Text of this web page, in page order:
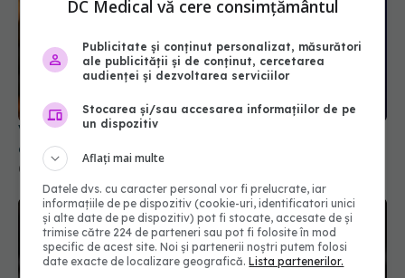
Vlad Ciurea, despre obiceiul tot mai răspândit
care ne poate afecta memoria și concentrarea
04 iul 2026, 20:32
DC Medical vă cere consimțământul
Publicitate și conținut personalizat, măsurători
ale publicității și de conținut, cercetarea
audienței și dezvoltarea serviciilor
Stocarea și/sau accesarea informațiilor de pe
un dispozitiv
Aflați mai multe
Datele dvs. cu caracter personal vor fi prelucrate, iar
informațiile de pe dispozitiv (cookie-uri, identificatori unici
și alte date de pe dispozitiv) pot fi stocate, accesate de și
trimise către 224 de parteneri sau pot fi folosite în mod
specific de acest site. Noi și partenerii noștri putem folosi
date exacte de localizare geografică.Lista partenerilor.